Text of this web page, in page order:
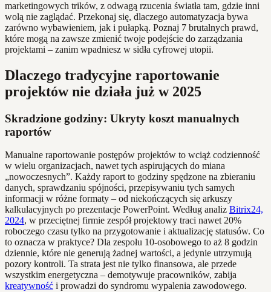
marketingowych trików, z odwagą rzucenia światła tam, gdzie inni
wolą nie zaglądać. Przekonaj się, dlaczego automatyzacja bywa
zarówno wybawieniem, jak i pułapką. Poznaj 7 brutalnych prawd,
które mogą na zawsze zmienić twoje podejście do zarządzania
projektami – zanim wpadniesz w sidła cyfrowej utopii.
Dlaczego tradycyjne raportowanie
projektów nie działa już w 2025
Skradzione godziny: Ukryty koszt manualnych
raportów
Manualne raportowanie postępów projektów to wciąż codzienność
w wielu organizacjach, nawet tych aspirujących do miana
„nowoczesnych”. Każdy raport to godziny spędzone na zbieraniu
danych, sprawdzaniu spójności, przepisywaniu tych samych
informacji w różne formaty – od niekończących się arkuszy
kalkulacyjnych po prezentacje PowerPoint. Według analiz Bitrix24,
2024, w przeciętnej firmie zespół projektowy traci nawet 20%
roboczego czasu tylko na przygotowanie i aktualizację statusów. Co
to oznacza w praktyce? Dla zespołu 10-osobowego to aż 8 godzin
dziennie, które nie generują żadnej wartości, a jedynie utrzymują
pozory kontroli. Ta strata jest nie tylko finansowa, ale przede
wszystkim energetyczna – demotywuje pracowników, zabija
kreatywność i prowadzi do syndromu wypalenia zawodowego.